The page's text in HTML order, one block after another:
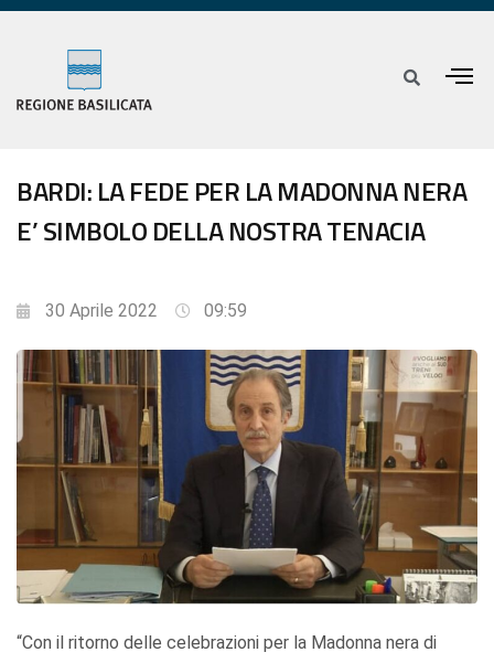
BARDI: LA FEDE PER LA MADONNA NERA
E’ SIMBOLO DELLA NOSTRA TENACIA
30 Aprile 2022 09:59
“Con il ritorno delle celebrazioni per la Madonna nera di